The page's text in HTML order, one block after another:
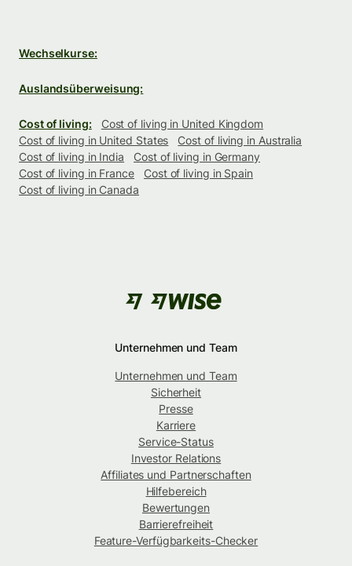
Wechselkurse:
Auslandsüberweisung:
Cost of living:
Cost of living in United Kingdom
Cost of living in United States
Cost of living in Australia
Cost of living in India
Cost of living in Germany
Cost of living in France
Cost of living in Spain
Cost of living in Canada
Unternehmen und Team
Unternehmen und Team
Sicherheit
Presse
Karriere
Service-Status
Investor Relations
Affiliates und Partnerschaften
Hilfebereich
Bewertungen
Barrierefreiheit
Feature-Verfügbarkeits-Checker